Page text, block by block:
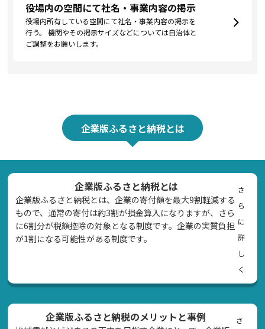
役場内の空間にて社名・事業内容の掲示
役場内所有している空間にて社名・事業内容の掲示を
行う。 機関やその掲示サイズなどについては自治体と
ご調整をお願いします。
企業版ふるさと納税とは
企業版ふるさと納税とは
企業版ふるさと納税とは、企業の寄付額を最大9割軽減する
もので、通常の寄付は約3割が損金算入になりますが、さら
に6割分が税額控除の対象となる制度です。企業の実質負担
が1割になる可能性がある制度です。
さ
ら
に
詳
し
く
企業版ふるさと納税のメリットと事例 さ